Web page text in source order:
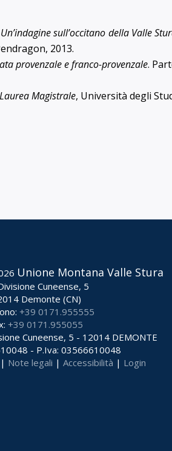
sull’occitano della Valle
2013.
provenzalee franco-provenzale.
Magistrale, Università degli
Unione Montana Valle Stura
Cuneense, 5
Demonte (CN)
+39 0171.955555
+39 0171.955055
Cuneense, 5 - 12014 DEMONTE
- P.Iva: 03566610048
Note legali | Accessibilità | Login